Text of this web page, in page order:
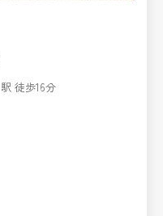
徒歩16分